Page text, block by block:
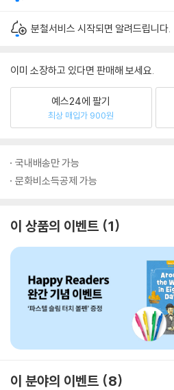
분철서비스 시작되면 알려드립니다.
이미 소장하고 있다면 판매해 보세요.
예스24에 팔기
최상 매입가 900원
국내배송만 가능
문화비소득공제 가능
이 상품의 이벤트 1
이 분야의 이벤트 8